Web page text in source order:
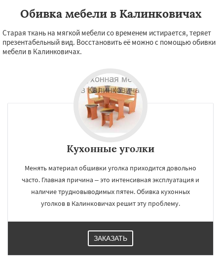
Обивка мебели в Калинковичах
Старая ткань на мягкой мебели со временем истирается, теряет
презентабельный вид. Восстановить её можно с помощью обивки
мебели в Калинковичах.
Кухонные уголки
Менять материал обшивки уголка приходится довольно
часто. Главная причина – это интенсивная эксплуатация и
наличие трудновыводимых пятен. Обивка кухонных
уголков в Калинковичах решит эту проблему.
ЗАКАЗАТЬ